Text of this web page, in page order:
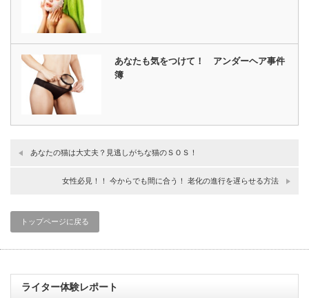
あなたも気をつけて！ アンダーヘア事件
簿
あなたの猫は大丈夫？見逃しがちな猫のＳＯＳ！
女性必見！！ 今からでも間に合う！ 老化の進行を遅らせる方法
トップページに戻る
ライター体験レポート